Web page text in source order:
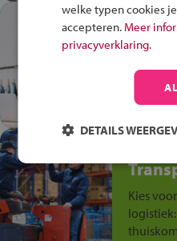
In de
plek!
Ontdek
op de
anders is!
Kies
welke typen cookies
accepteren. Meer
privacyverklaring.
DETAILS